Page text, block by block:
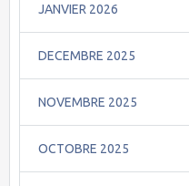
JANVIER 2026
DECEMBRE 2025
NOVEMBRE 2025
OCTOBRE 2025